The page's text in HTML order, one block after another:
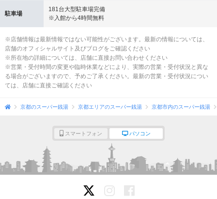
駐車場
181台大型駐車場完備
※入館から4時間無料
※店舗情報は最新情報ではない可能性がございます。最新の情報については、
店舗のオフィシャルサイト及びブログをご確認ください
※所在地の詳細については、店舗に直接お問い合わせください
※営業・受付時間の変更や臨時休業などにより、実際の営業・受付状況と異な
る場合がございますので、予めご了承ください。最新の営業・受付状況につい
ては、店舗に直接ご確認ください
京都のスーパー銭湯 京都エリアのスーパー銭湯 京都市内のスーパー銭湯
スマートフォン パソコン